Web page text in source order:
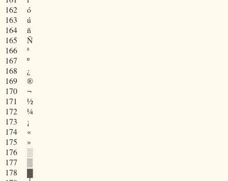
162
ó
163
ú
164
ñ
165
Ñ
166
ª
167
º
168
¿
169
®
170
¬
171
½
172
¼
173
¡
174
«
175
»
176
░
177
▒
178
▓